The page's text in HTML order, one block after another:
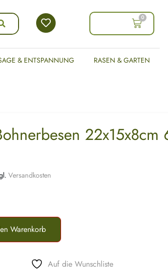
0
& ENTSPANNUNG RASEN & GARTEN
22x15x8cm
Versandkosten
Warenkorb
Auf die Wunschliste